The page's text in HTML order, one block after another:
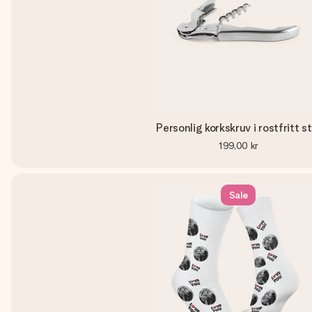
Personlig korkskruv i rostfritt
199,00 kr
Sale